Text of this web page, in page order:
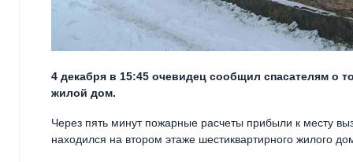
4 декабря в 15:45 очевидец сообщил спасателям о
жилой дом.
Через пять минут пожарные расчеты прибыли к месту
находился на втором этаже шестиквартирного жилого